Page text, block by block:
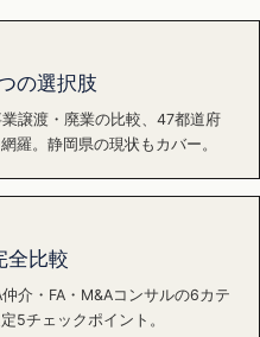
の選択肢
譲渡・廃業の比較、47都道府
羅。静岡県の現状もカバー。
全比較
介・FA・M&Aコンサルの6カテ
5チェックポイント。